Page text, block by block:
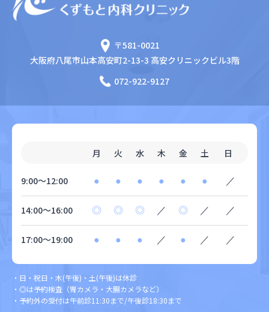
〒581-0021
大阪府八尾市山本高安町2-13-3 高安クリニックビル3階
072-922-9127
月 火 水 木 金 土 日
9:00〜12:00 ● ● ● ● ● ● ／
14:00〜16:00 ◎ ◎ ◎ ／ ◎ ／ ／
17:00〜19:00 ● ● ● ／ ● ／ ／
・日・祝日・木(午後)・土(午後)は休診
・◎は予約検査（胃カメラ・大腸カメラなど）
・予約外の受付は午前診11:30まで/午後診18:30まで